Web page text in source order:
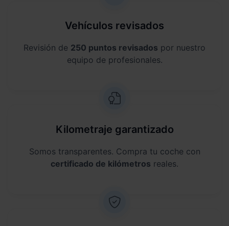
Vehículos revisados
Revisión de 250 puntos revisados por nuestro
equipo de profesionales.
Kilometraje garantizado
Somos transparentes. Compra tu coche con
certificado de kilómetros reales.